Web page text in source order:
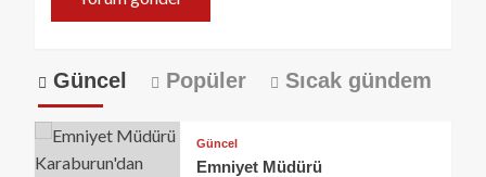
Güncel Popüler Sıcak gündem
Güncel
Emniyet Müdürü